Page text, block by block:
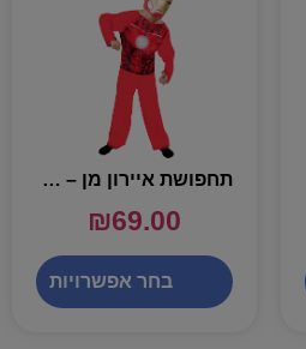
תחפושת איירון מן – שושי זוהר
₪69.00
בחר אפשרויות